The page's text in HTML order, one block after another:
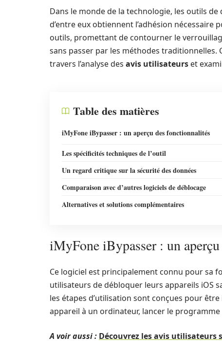
Dans le monde de la technologie, les outils
d’entre eux obtiennent l’adhésion nécessaire
outils, promettant de contourner le
sans passer par les méthodes
travers l’analyse des avis utilisateurs et
Table des matières
iMyFone iBypasser : un aperçu des fonctionnalités
Les spécificités techniques de l’outil
Un regard critique sur la sécurité des données
Comparaison avec d’autres logiciels de déblocage
Alternatives et solutions complémentaires
iMyFone iBypasser : un
Ce logiciel est principalement connu pour sa
utilisateurs de débloquer leurs appareils iOS
les étapes d’utilisation sont conçues pour
appareil à un ordinateur, lancer le programme
A voir aussi : Découvrez les avis